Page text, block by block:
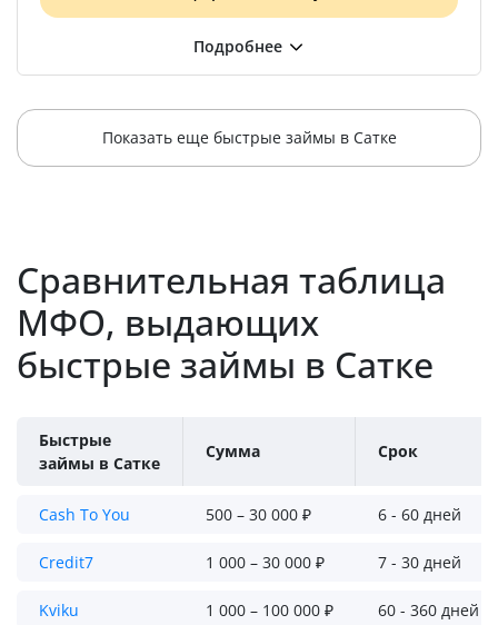
Показать еще быстрые займы в Сатке
Сравнительная таблица
МФО, выдающих
быстрые займы в Сатке
Быстрые
займы в Сатке
Сумма Срок
Cash To You 500 – 30 000 ₽ 6 - 60 дней
Credit7 1 000 – 30 000 ₽ 7 - 30 дней
Kviku 1 000 – 100 000 ₽ 60 - 360 дней